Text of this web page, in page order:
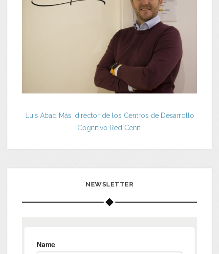
Luis Abad Más, director de los Centros de Desarrollo
Cognitivo Red Cenit.
NEWSLETTER